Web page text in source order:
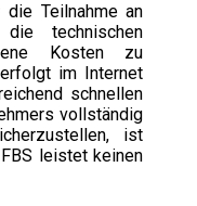
Teilnahme an
die technischen
Kosten zu
im Internet
schnellen
vollständig
ist
leistet keinen